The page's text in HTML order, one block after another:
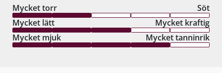
Mycket torr
Söt
Mycket lätt
Mycket kraftig
Mycket mjuk
Mycket tanninrik